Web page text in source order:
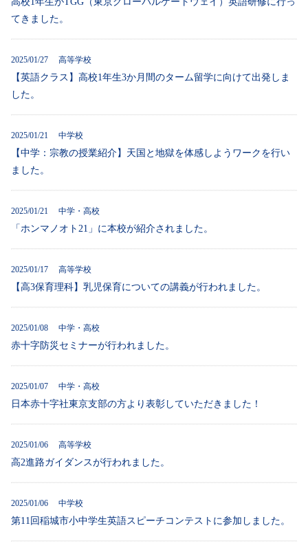
てきました。
2025/01/27 高等学校
【英語クラス】高校1年生3か月間のターム留学に向けて出発しま
した。
2025/01/21 中学校
【中学：宗教の授業紹介】天国と地獄を体感しようワークを行い
ました。
2025/01/21 中学・高校
「ホンマノオト21」に本校が紹介されました。
2025/01/17 高等学校
【高3保育理科】乳児保育についての講義が行われました。
2025/01/08 中学・高校
赤十字防災セミナーが行われました。
2025/01/07 中学・高校
日本赤十字社東京支部の方より表彰していただきました！
2025/01/06 高等学校
高2進路ガイダンスが行われました。
2025/01/06 中学校
第11回稲城市小中学生英語スピーチコンテストに参加しました。